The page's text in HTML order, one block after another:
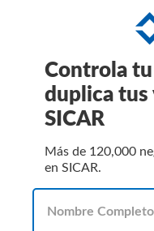
Controla
duplica tus
SICAR
Más de 120,000
en SICAR.